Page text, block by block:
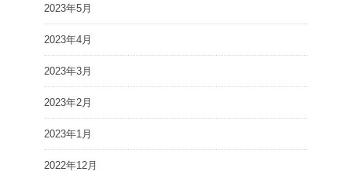
2023年5月
2023年4月
2023年3月
2023年2月
2023年1月
2022年12月